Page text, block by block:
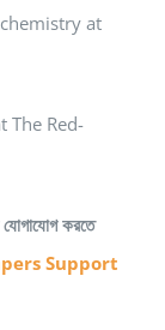
at
The Red-
যোগাযোগ করতে
Support